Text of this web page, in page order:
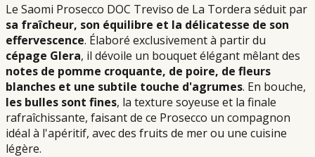
Le Saomi Prosecco DOC Treviso de La Tordera séduit par
sa fraîcheur, son équilibre et la délicatesse de son
effervescence. Élaboré exclusivement à partir du
cépage Glera, il dévoile un bouquet élégant mêlant des
notes de pomme croquante, de poire, de fleurs
blanches et une subtile touche d'agrumes. En bouche,
les bulles sont fines, la texture soyeuse et la finale
rafraîchissante, faisant de ce Prosecco un compagnon
idéal à l'apéritif, avec des fruits de mer ou une cuisine
légère.